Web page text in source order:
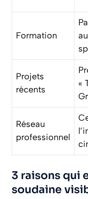
Formation
Projets
récents
«
Réseau
professionnel
3 raisons qui
soudaine